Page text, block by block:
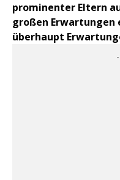
prominenter Eltern
großen Erwartungen
überhaupt